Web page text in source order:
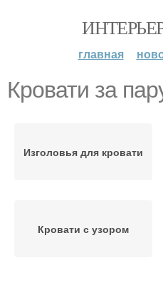
главная
Кровати за
Изголовья для кровати
Кровати с узором